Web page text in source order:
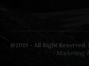
@2019 - All Right
- Marketing